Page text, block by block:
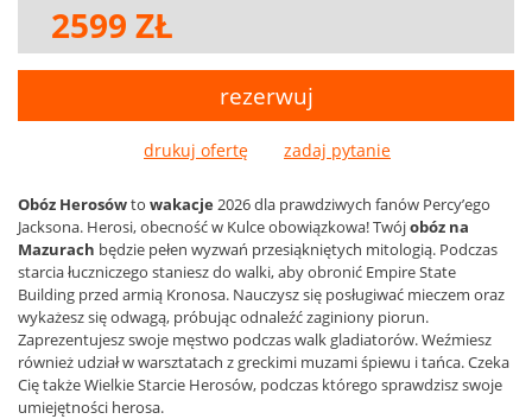
2599 ZŁ
rezerwuj
drukuj ofertę
Obóz Herosówto wakacje 2026 dla prawdziwych fanów Percy’ego
Jacksona. Herosi, obecność w Kulce obowiązkowa! Twójobóz na
Mazurach będzie pełen wyzwań przesiąkniętych mitologią. Podczas
starcia łuczniczego staniesz do walki, aby obronić Empire State
Building przed armią Kronosa. Nauczysz się posługiwać mieczem oraz
wykażesz się odwagą, próbując odnaleźć zaginiony piorun.
Zaprezentujesz swoje męstwo podczas walk gladiatorów. Weźmiesz
również udział w warsztatach z greckimi muzami śpiewu i tańca. Czeka
Cię także Wielkie Starcie Herosów, podczas którego sprawdzisz swoje
umiejętności herosa.